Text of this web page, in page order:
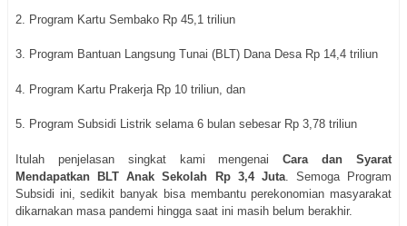
2. Program Kartu Sembako Rp 45,1 triliun
3. Program Bantuan Langsung Tunai (BLT) Dana Desa Rp 14,4 triliun
4. Program Kartu Prakerja Rp 10 triliun, dan
5. Program Subsidi Listrik selama 6 bulan sebesar Rp 3,78 triliun
Itulah penjelasan singkat kami mengenaiCara dan Syarat
Mendapatkan BLT Anak Sekolah Rp 3,4 Juta. Semoga Program
Subsidi ini, sedikit banyak bisa membantu perekonomian masyarakat
dikarnakan masa pandemi hingga saat ini masih belum berakhir.